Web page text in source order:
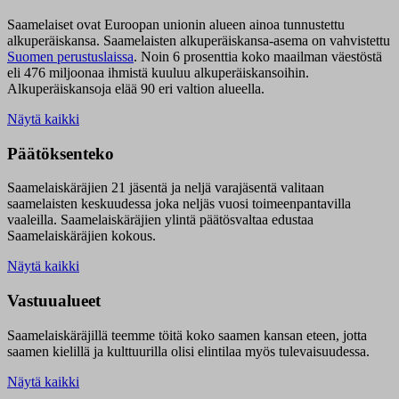
Saamelaiset ovat Euroopan unionin alueen ainoa tunnustettu
alkuperäiskansa. Saamelaisten alkuperäiskansa-asema on vahvistettu
Suomen perustuslaissa. Noin 6 prosenttia koko maailman väestöstä
eli 476 miljoonaa ihmistä kuuluu alkuperäiskansoihin.
Alkuperäiskansoja elää 90 eri valtion alueella.
Näytä kaikki
Päätöksenteko
Saamelaiskäräjien 21 jäsentä ja neljä varajäsentä valitaan
saamelaisten keskuudessa joka neljäs vuosi toimeenpantavilla
vaaleilla. Saamelaiskäräjien ylintä päätösvaltaa edustaa
Saamelaiskäräjien kokous.
Näytä kaikki
Vastuualueet
Saamelaiskäräjillä teemme töitä koko saamen kansan eteen, jotta
saamen kielillä ja kulttuurilla olisi elintilaa myös tulevaisuudessa.
Näytä kaikki